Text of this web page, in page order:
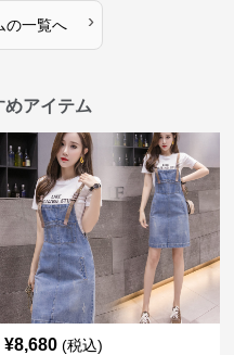
の一覧へ ›
めアイテム
¥8,680 (税込)